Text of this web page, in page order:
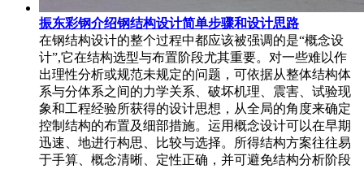
振东彩钢介绍钢结构设计简单步骤和设计思路
在钢结构设计的整个过程中都应该被强调的是“概念设
计”,它在结构选型与布置阶段尤其重要。对一些难以作
出理性分析或规范未规定的问题，可依据从整体结构体
系与分体系之间的力学关系、破坏机理、震害、试验现
象和工程经验所获得的设计思想，从全局的角度来确定
控制结构的布置及细部措施。运用概念设计可以在早期
迅速、地进行构思、比较与选择。所得结构方案往往易
于手算、概念清晰、定性正确，并可避免结构分析阶段